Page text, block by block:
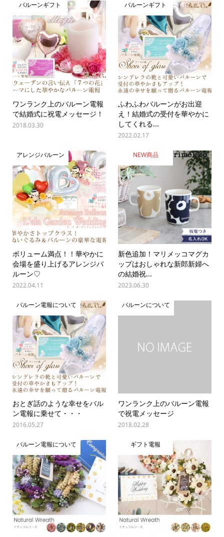
バルーンギフト
ワンランク上のバルーン電報
で結婚式に祝電メッセージ！
2018.03.30
バルーンギフト
ふわふわバルーンがお出迎
え！結婚式の受付を華やかに
してくれる...
2022.02.17
アレンジバルーン
ボリューム満点！！華やかに
会場を盛り上げるアレンジバ
ルーン♡
2022.04.11
NEW商品
新色追加！マリメッコマグカ
ップはおしゃれな新郎新婦へ
の結婚祝...
2023.06.30
バルーン電報について
おとぎ話のような幸せをバル
ン電報に乗せて・・・
2016.05.27
バルーンについて
ワンランク上のバルーン電報
で祝電メッセージ
2018.02.28
バルーン電報について ギフト電報